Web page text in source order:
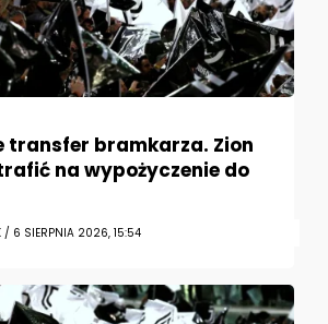
transfer bramkarza. Zion
na wypożyczenie do
/ 6 SIERPNIA 2026, 15:54